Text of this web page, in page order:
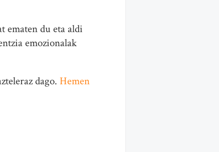
ematen du eta aldi
emozionalak
dago. Hemen